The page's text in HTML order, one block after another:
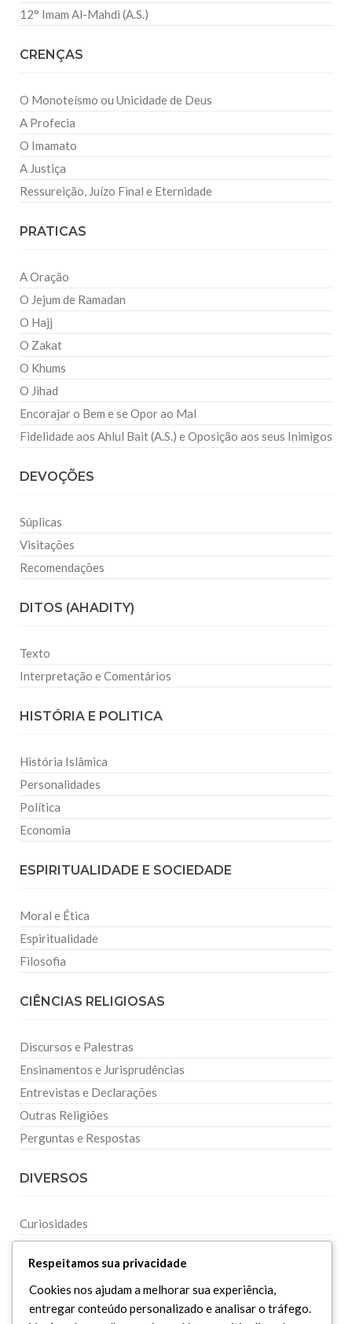
12° Imam Al-Mahdi (A.S.)
CRENÇAS
O Monoteísmo ou Unicidade de Deus
A Profecia
O Imamato
A Justiça
Ressureição, Juízo Final e Eternidade
PRATICAS
A Oração
O Jejum de Ramadan
O Hajj
O Zakat
O Khums
O Jihad
Encorajar o Bem e se Opor ao Mal
Fidelidade aos Ahlul Bait (A.S.) e Oposição aos seus Inimigos
DEVOÇÕES
Súplicas
Visitações
Recomendações
DITOS (AHADITY)
Texto
Interpretação e Comentários
HISTÓRIA E POLITICA
História Islâmica
Personalidades
Política
Economia
ESPIRITUALIDADE E SOCIEDADE
Moral e Ética
Espiritualidade
Filosofia
CIÊNCIAS RELIGIOSAS
Discursos e Palestras
Ensinamentos e Jurisprudências
Entrevistas e Declarações
Outras Religiões
Perguntas e Respostas
DIVERSOS
Curiosidades
Dicionário Islâmico
Downloads
Respeitamos sua privacidade
Cookies nos ajudam a melhorar sua experiência,
entregar conteúdo personalizado e analisar o tráfego.